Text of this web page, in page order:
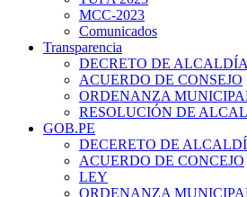
MCC-2023
Comunicados
Transparencia
DECRETO DE ALCALDÍA
ACUERDO DE CONSEJO
ORDENANZA
RESOLUCIÓN DE
GOB.PE
DECERETO DE
ACUERDO DE CONCEJO
LEY
ORDENANZA